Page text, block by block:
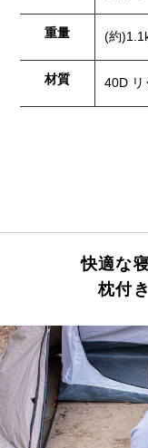
重量 (約
材質 40D リ
快適な
枕付